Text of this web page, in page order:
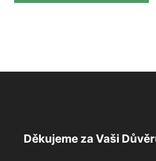
Děkujeme za Vaši